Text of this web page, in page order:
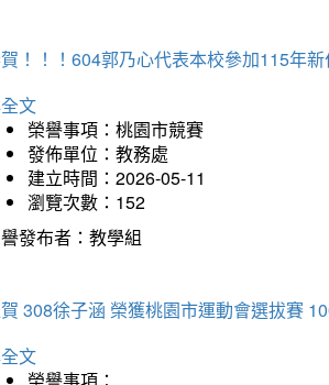
！！！604郭乃心代表本校參加115年
文
榮譽事項：桃園市競賽
發佈單位：教務處
建立時間：2026-05-11
瀏覽次數：152
發布者：教學組
308徐子涵 榮獲桃園市運動會選拔賽
文